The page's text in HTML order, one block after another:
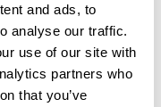
and ads, to
analyse our traffic.
use of our site with
partners who
that you’ve
un avis !